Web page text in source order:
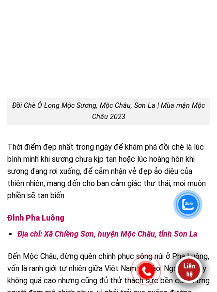
Đồi Chè Ô Long Mộc Sương, Mộc Châu, Sơn La | Mùa mận Mộc
Châu 2023
Thời điểm đẹp nhất trong ngày để khám phá đồi chè là lúc
bình minh khi sương chưa kịp tan hoặc lúc hoàng hôn khi
sương đang rơi xuống, để cảm nhận vẻ đẹp ảo diệu của
thiên nhiên, mang đến cho bạn cảm giác thư thái, mọi muộn
phiền sẽ tan biến.
Đỉnh Pha Luông
Địa chỉ: Xã Chiềng Sơn, huyện Mộc Châu, tỉnh Sơn La
Đến Mộc Châu, đừng quên chinh phục sông núi ở Pha Luông,
vốn là ranh giới tự nhiên giữa Việt Nam và Lào. Ngọn núi này
không quá cao nhưng cũng đủ thử thách sức bền của những